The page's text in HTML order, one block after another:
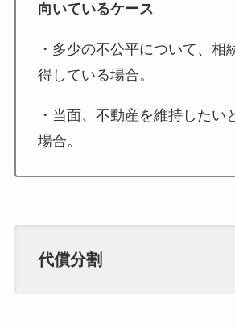
向いているケース
・多少の不公平について、相
得している場合。
・当面、不動産を維持したい
場合。
代償分割